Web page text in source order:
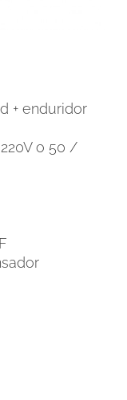
+ enduridor
o 50 /